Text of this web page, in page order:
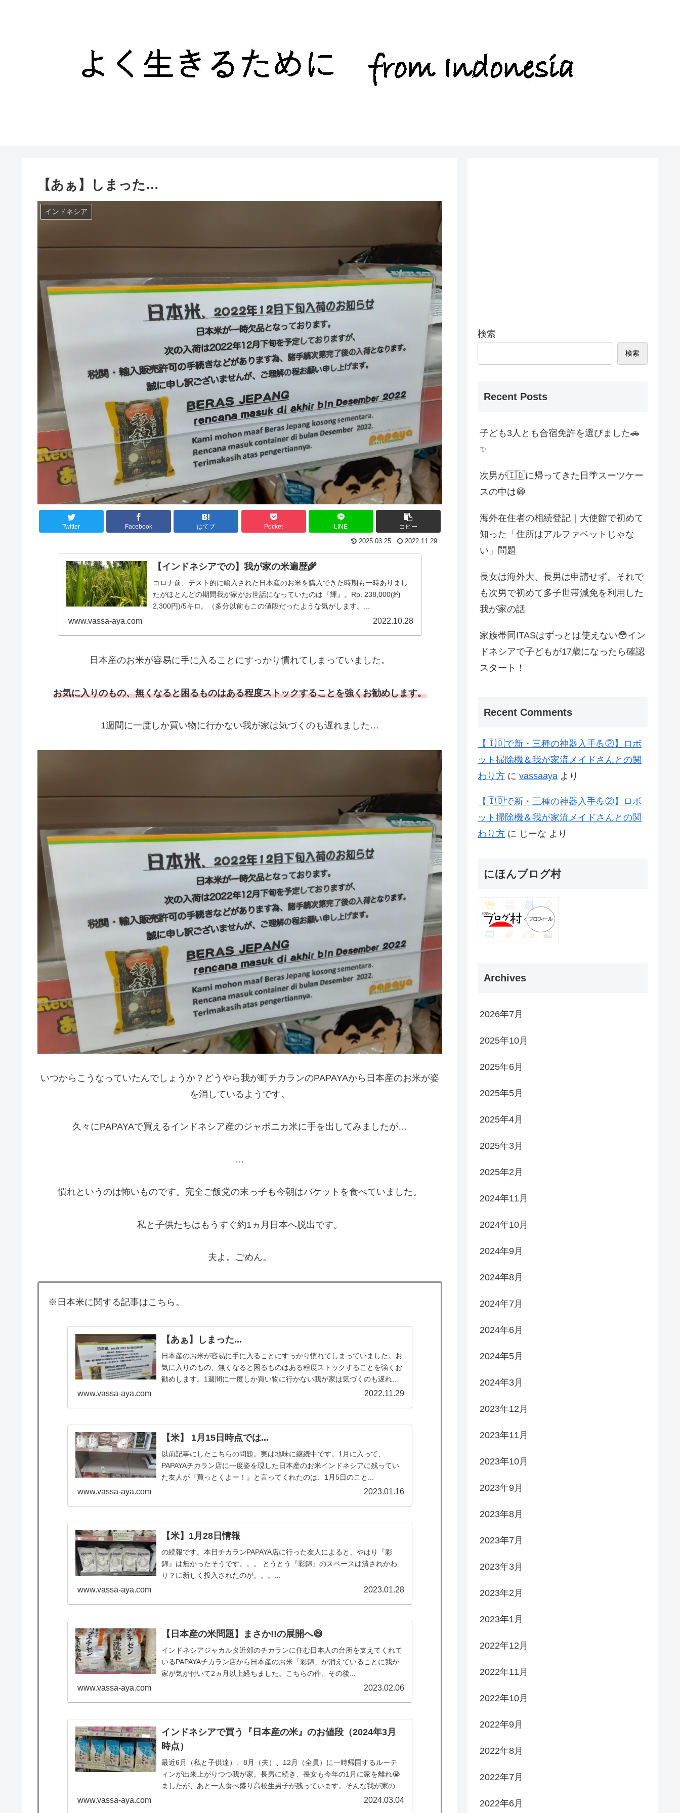
【あぁ】しまった…
インドネシア
Twitter Facebook はてブ Pocket LINE コピー
2025.03.25 2022.11.29
【インドネシアでの】我が家の米遍歴🌾
コロナ前、テスト的に輸入された日本産のお米を購入できた時期も一時ありまし
たがほとんどの期間我が家がお世話になっていたのは『輝』。Rp. 238,000(約
2,300円)/5キロ。（多分以前もこの値段だったような気がします。...
www.vassa-aya.com 2022.10.28
日本産のお米が容易に手に入ることにすっかり慣れてしまっていました。
お気に入りのもの、無くなると困るものはある程度ストックすることを強くお勧めします。
1週間に一度しか買い物に行かない我が家は気づくのも遅れました…
いつからこうなっていたんでしょうか？どうやら我が町チカランのPAPAYAから日本産のお米が姿
を消しているようです。
久々にPAPAYAで買えるインドネシア産のジャポニカ米に手を出してみましたが…
…
慣れというのは怖いものです。完全ご飯党の末っ子も今朝はバケットを食べていました。
私と子供たちはもうすぐ約1ヵ月日本へ脱出です。
夫よ。ごめん。
※日本米に関する記事はこちら。
【あぁ】しまった...
日本産のお米が容易に手に入ることにすっかり慣れてしまっていました。お
気に入りのもの、無くなると困るものはある程度ストックすることを強くお
勧めします。1週間に一度しか買い物に行かない我が家は気づくのも遅れま
www.vassa-aya.com 2022.11.29
【米】 1月15日時点では...
以前記事にしたこちらの問題。実は地味に継続中です。1月に入って、
PAPAYAチカラン店に一度姿を現した日本産のお米インドネシアに残ってい
た友人が『買っとくよー！』と言ってくれたのは、1月5日のこと...
www.vassa-aya.com 2023.01.16
【米】1月28日情報
の続報です。本日チカランPAPAYA店に行った友人によると、やはり『彩
錦』は無かったそうです。。。 とうとう『彩錦』のスペースは潰されかわ
り？に新しく投入されたのが。。。...
www.vassa-aya.com 2023.01.28
【日本産の米問題】まさか!!の展開へ😅
インドネシアジャカルタ近郊のチカランに住む日本人の台所を支えてくれて
いるPAPAYAチカラン店から日本産のお米「彩錦」が消えていることに我が
家が気が付いて2ヵ月以上経ちました。こちらの件、その後...
www.vassa-aya.com 2023.02.06
インドネシアで買う『日本産の米』のお値段（2024年3月
時点）
最近6月（私と子供達）、8月（夫）、12月（全員）に一時帰国するルーテ
ィンが出来上がりつつ我が家。長男に続き、長女も今年の1月に家を離れ😭
ましたが、あと一人食べ盛り高校生男子が残っています。そんな我が家のイ
www.vassa-aya.com 2024.03.04
検索
検索
Recent Posts
子ども3人とも合宿免許を選びました🚗
✨
次男が🇮🇩に帰ってきた日🌴スーツケー
スの中は😁
海外在住者の相続登記｜大使館で初めて
知った「住所はアルファベットじゃな
い」問題
長女は海外大、長男は申請せず。それで
も次男で初めて多子世帯減免を利用した
我が家の話
家族帯同ITASはずっとは使えない😳イン
ドネシアで子どもが17歳になったら確認
スタート！
Recent Comments
【🇮🇩で新・三種の神器入手💪②】ロボ
ット掃除機＆我が家流メイドさんとの関
わり方 に vassaaya より
【🇮🇩で新・三種の神器入手💪②】ロボ
ット掃除機＆我が家流メイドさんとの関
わり方 に じーな より
にほんブログ村
Archives
2026年7月
2025年10月
2025年6月
2025年5月
2025年4月
2025年3月
2025年2月
2024年11月
2024年10月
2024年9月
2024年8月
2024年7月
2024年6月
2024年5月
2024年3月
2023年12月
2023年11月
2023年10月
2023年9月
2023年8月
2023年7月
2023年3月
2023年2月
2023年1月
2022年12月
2022年11月
2022年10月
2022年9月
2022年8月
2022年7月
2022年6月